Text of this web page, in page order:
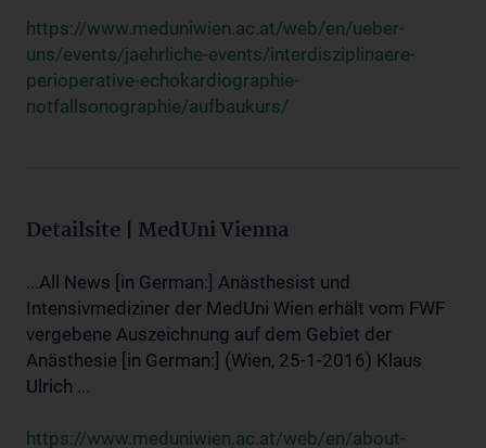
https://www.meduniwien.ac.at/web/en/ueber-
uns/events/jaehrliche-events/interdisziplinaere-
perioperative-echokardiographie-
notfallsonographie/aufbaukurs/
Detailsite | MedUni Vienna
...All News [in German:] Anästhesist und
Intensivmediziner der MedUni Wien erhält vom FWF
vergebene Auszeichnung auf dem Gebiet der
Anästhesie [in German:] (Wien, 25-1-2016) Klaus
Ulrich ...
https://www.meduniwien.ac.at/web/en/about-